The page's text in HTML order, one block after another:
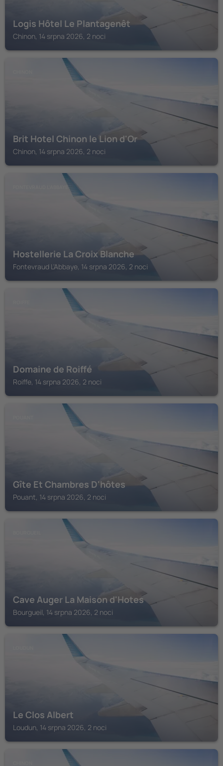
Logis Hôtel Le Plantagenêt
Chinon, 14 srpna 2026, 2 noci
Brit Hotel Chinon le Lion d'Or
Chinon, 14 srpna 2026, 2 noci
FONTEVRAUD L'ABBAYE
Hostellerie La Croix Blanche
Fontevraud L'Abbaye, 14 srpna 2026, 2 noci
Domaine de Roiffé
Roiffe, 14 srpna 2026, 2 noci
Gîte Et Chambres D'hôtes
Pouant, 14 srpna 2026, 2 noci
Cave Auger La Maison d'Hotes
Bourgueil, 14 srpna 2026, 2 noci
Le Clos Albert
Loudun, 14 srpna 2026, 2 noci